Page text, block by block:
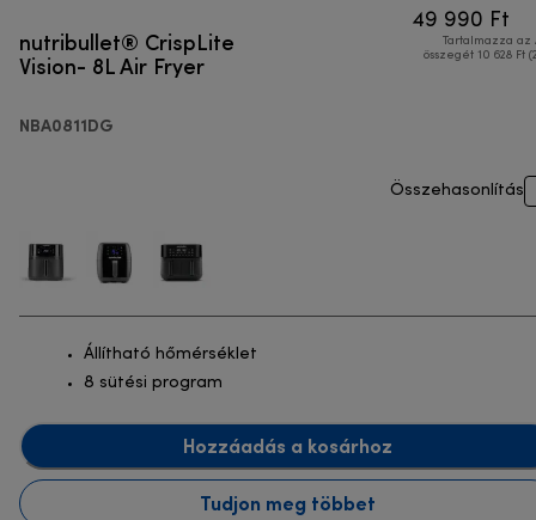
nutribullet® CrispLite
Vision- 8L Air Fryer
NBA0811DG
49 990 Ft
Tartalmazza az
összegét 10 628 Ft
Összehasonlítás
Állítható hőmérséklet
8 sütési program
Hozzáadás a kosárhoz
Tudjon meg többet